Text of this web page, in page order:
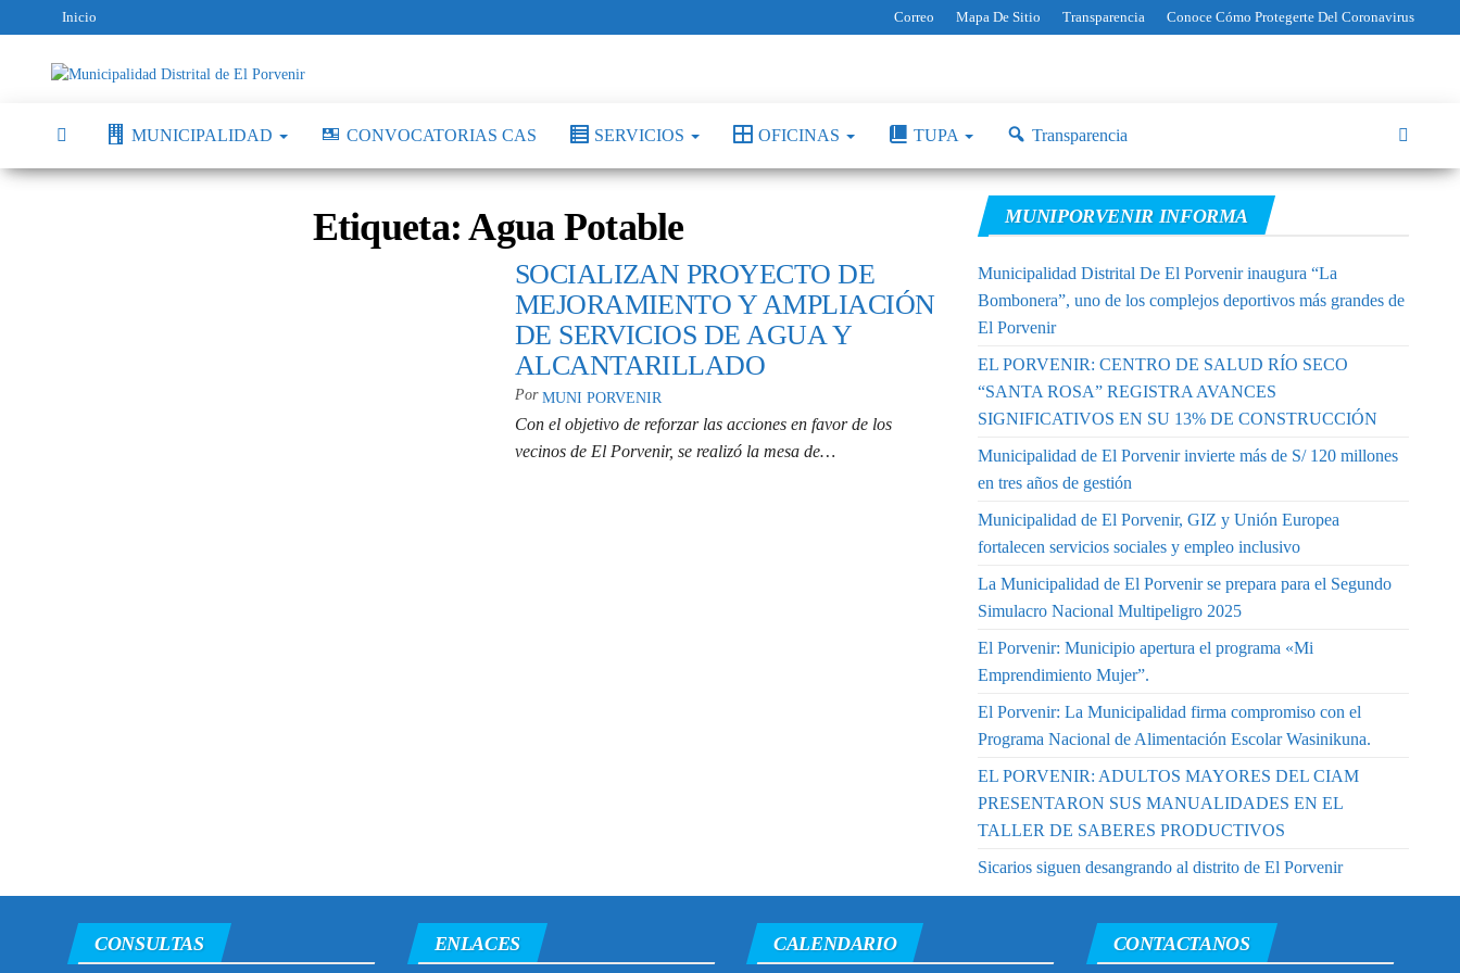
Inicio Correo Mapa De Sitio Transparencia Conoce Cómo Protegerte Del Coronavirus
Distrital de El
Calzado
Peruano
MUNICIPALIDAD CONVOCATORIAS CAS SERVICIOS OFICINAS TUPA Transparencia
Etiqueta:Agua Potable
SOCIALIZAN PROYECTO DE
MEJORAMIENTO Y AMPLIACIÓN
DE SERVICIOS DE AGUA Y
ALCANTARILLADO
Por MUNI PORVENIR
Con el objetivo de reforzar las acciones en favor de los
vecinos de El Porvenir, se realizó la mesa de…
MUNIPORVENIR INFORMA
Municipalidad Distrital De El Porvenir inaugura “La
Bombonera”, uno de los complejos deportivos más grandes de
El Porvenir
EL PORVENIR: CENTRO DE SALUD RÍO SECO
“SANTA ROSA” REGISTRA AVANCES
SIGNIFICATIVOS EN SU 13% DE CONSTRUCCIÓN
Municipalidad de El Porvenir invierte más de S/ 120 millones
en tres años de gestión
Municipalidad de El Porvenir, GIZ y Unión Europea
fortalecen servicios sociales y empleo inclusivo
La Municipalidad de El Porvenir se prepara para el Segundo
Simulacro Nacional Multipeligro 2025
El Porvenir: Municipio apertura el programa «Mi
Emprendimiento Mujer”.
El Porvenir: La Municipalidad firma compromiso con el
Programa Nacional de Alimentación Escolar Wasinikuna.
EL PORVENIR: ADULTOS MAYORES DEL CIAM
PRESENTARON SUS MANUALIDADES EN EL
TALLER DE SABERES PRODUCTIVOS
Sicarios siguen desangrando al distrito de El Porvenir
CONSULTAS ENLACES CALENDARIO CONTACTANOS